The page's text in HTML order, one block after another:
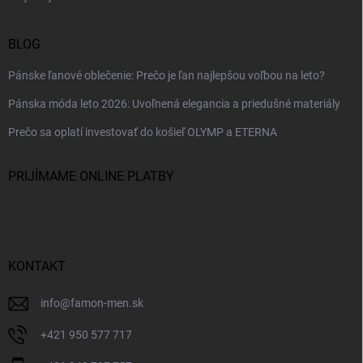
BLOG
Pánske ľanové oblečenie: Prečo je ľan najlepšou voľbou na leto?
Pánska móda leto 2026: Uvoľnená elegancia a priedušné materiály
Prečo sa oplatí investovať do košieľ OLYMP a ETERNA
PRIJÍMAME ONLINE PLATBY
KONTAKT
info@famon-men.sk
+421 950 577 717